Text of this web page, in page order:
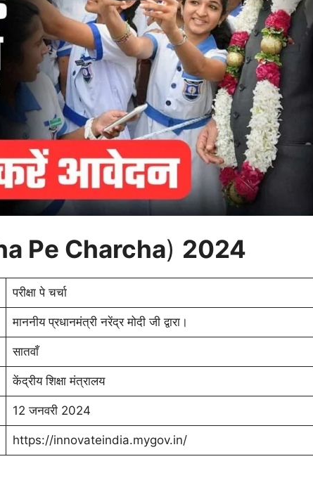
Pe Charcha) 2024
परीक्षा पे चर्चा
माननीय प्रधानमंत्री नरेंद्र मोदी जी द्वारा।
सातवाँ
केंद्रीय शिक्षा मंत्रालय
12 जनवरी 2024
https://innovateindia.mygov.in/